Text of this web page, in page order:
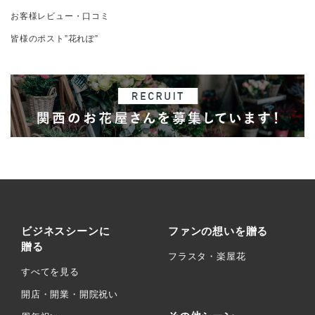
お客様レビュー・口コミ
皆様のポスト”花れぽ”
ビジネスシーンに
贈る
すべてを見る
開店・開業・開院祝い
ファンの想いを贈る
フラスタ・楽屋花